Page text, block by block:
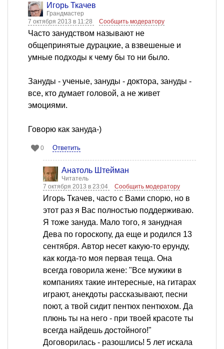
Игорь Ткачев
Грандмастер
7 октября 2013 в 11:28
Сообщить модератору
Часто занудством называют не
общепринятые дурацкие, а взвешеные и
умные подходы к чему бы то ни было.
Зануды - ученые, зануды - доктора, зануды -
все, кто думает головой, а не живет
эмоциями.
Говорю как зануда-)
0 Ответить
Анатоль Штейман
Читатель
7 октября 2013 в 23:04
Сообщить модератору
Игорь Ткачев, часто с Вами спорю, но в
этот раз я Вас полностью поддерживаю.
Я тоже зануда. Мало того, я занудная
Дева по гороскопу, да еще и родился 13
сентября. Автор несет какую-то ерунду,
как когда-то моя первая теща. Она
всегда говорила жене: "Все мужики в
компаниях такие интересные, на гитарах
играют, анекдоты рассказывают, песни
поют, а твой сидит пентюх пентюхом. Да
плюнь ты на него - при твоей красоте ты
всегда найдешь достойного!"
Договорилась - разошлись! 5 лет искала